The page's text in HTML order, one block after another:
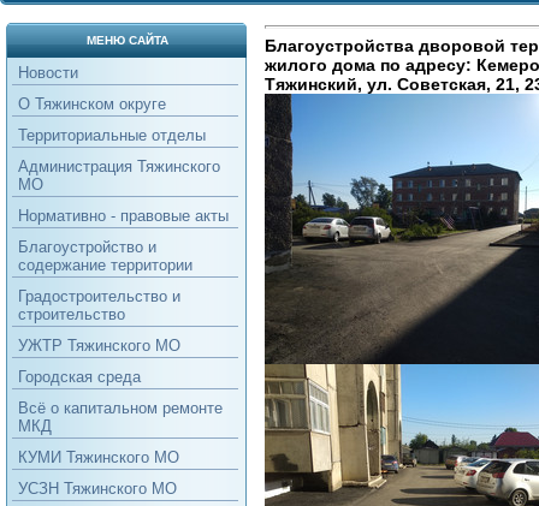
МЕНЮ САЙТА
Новости
О Тяжинском округе
Территориальные отделы
Администрация Тяжинского
МО
Нормативно - правовые акты
Благоустройство и
содержание территории
Градостроительство и
строительство
УЖТР Тяжинского МО
Городская среда
Всё о капитальном ремонте
МКД
КУМИ Тяжинского МО
УСЗН Тяжинского МО
Благоустройства дворовой
жилого дома по адресу:
Тяжинский, ул. Советская, 21,